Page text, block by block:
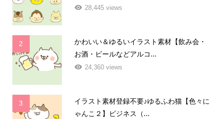
28,445 views
2
かわいい＆ゆるいイラスト素材【飲み会・
お酒・ビールなどアルコ...
24,360 views
3
イラスト素材登録不要♪ゆるふわ猫【色々に
ゃんこ２】ビジネス（...